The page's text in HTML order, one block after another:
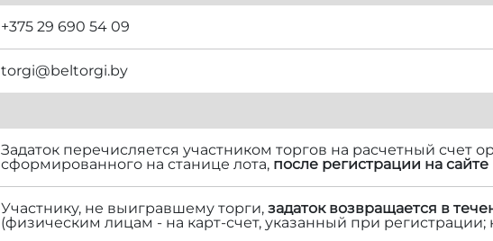
+375 29 690 54 09
torgi@beltorgi.by
Задаток перечисляется участником торгов на расчетный счет
сформированного на станице лота, после регистрации на сайте
Участнику, не выигравшему торги, задаток возвращается в
(физическим лицам - на карт-счет, указанный при